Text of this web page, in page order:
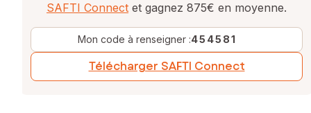
SAFTI Connect et gagnez 875€ en moyenne.
Mon code à renseigner :454581
Télécharger SAFTI Connect